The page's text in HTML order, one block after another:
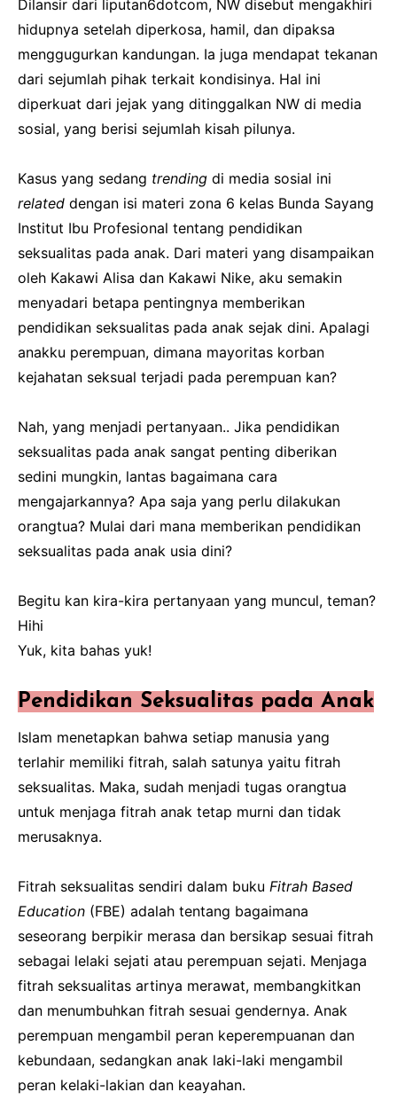
Dilansir dari liputan6dotcom, NW disebut mengakhiri
hidupnya setelah diperkosa, hamil, dan dipaksa
menggugurkan kandungan. Ia juga mendapat tekanan
dari sejumlah pihak terkait kondisinya. Hal ini
diperkuat dari jejak yang ditinggalkan NW di media
sosial, yang berisi sejumlah kisah pilunya.
Kasus yang sedang trending di media sosial ini
related dengan isi materi zona 6 kelas Bunda Sayang
Institut Ibu Profesional tentang pendidikan
seksualitas pada anak. Dari materi yang disampaikan
oleh Kakawi Alisa dan Kakawi Nike, aku semakin
menyadari betapa pentingnya memberikan
pendidikan seksualitas pada anak sejak dini. Apalagi
anakku perempuan, dimana mayoritas korban
kejahatan seksual terjadi pada perempuan kan?
Nah, yang menjadi pertanyaan.. Jika pendidikan
seksualitas pada anak sangat penting diberikan
sedini mungkin, lantas bagaimana cara
mengajarkannya? Apa saja yang perlu dilakukan
orangtua? Mulai dari mana memberikan pendidikan
seksualitas pada anak usia dini?
Begitu kan kira-kira pertanyaan yang muncul, teman?
Hihi
Yuk, kita bahas yuk!
Pendidikan Seksualitas pada Anak
Islam menetapkan bahwa setiap manusia yang
terlahir memiliki fitrah, salah satunya yaitu fitrah
seksualitas. Maka, sudah menjadi tugas orangtua
untuk menjaga fitrah anak tetap murni dan tidak
merusaknya.
Fitrah seksualitas sendiri dalam buku Fitrah Based
Education (FBE) adalah tentang bagaimana
seseorang berpikir merasa dan bersikap sesuai fitrah
sebagai lelaki sejati atau perempuan sejati. Menjaga
fitrah seksualitas artinya merawat, membangkitkan
dan menumbuhkan fitrah sesuai gendernya. Anak
perempuan mengambil peran keperempuanan dan
kebundaan, sedangkan anak laki-laki mengambil
peran kelaki-lakian dan keayahan.